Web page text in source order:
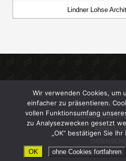
Lindner Lohse
KONTAKT
Wir verwenden Cookies, um
einfacher zu präsentieren.
vollen Funktionsumfang
zu Analysezwecken gesetzt
„OK“ bestätigen Sie
OK ohne Cookies fortfahren